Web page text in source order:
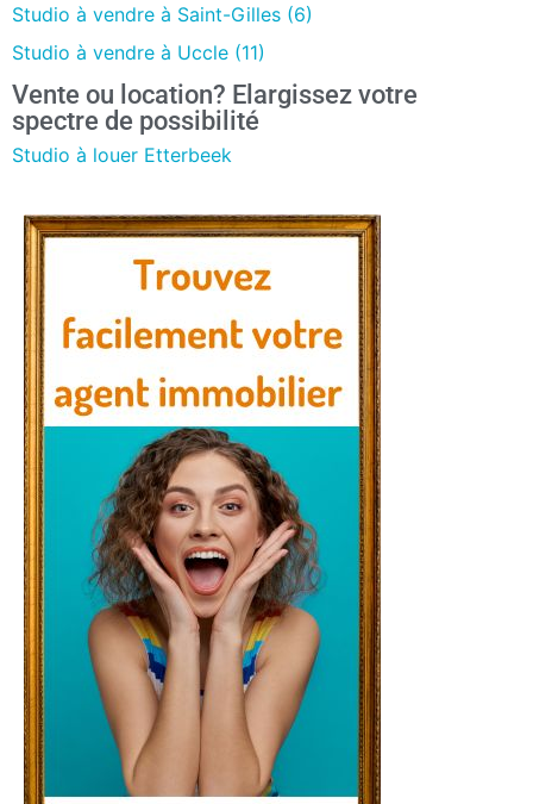
Studio à vendre à Saint-Gilles (6)
Studio à vendre à Uccle (11)
Vente ou location? Elargissez votre
spectre de possibilité
Studio à louer Etterbeek